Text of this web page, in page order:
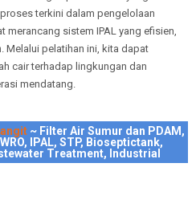
terkini dalam pengelolaan
sistem IPAL yang efisien,
Melalui pelatihan ini, kita dapat
cair terhadap lingkungan dan
mendatang.
~ Filter Air Sumur dan PDAM,
IPAL, STP, Bioseptictank,
Treatment, Industrial